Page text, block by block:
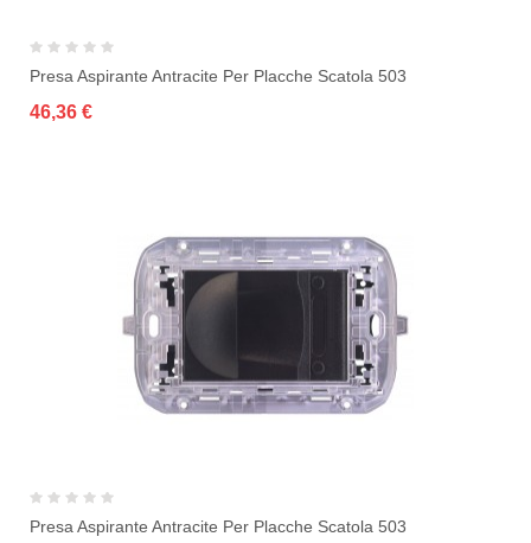
Presa Aspirante Antracite Per Placche Scatola 503
46,36 €
Presa Aspirante Antracite Per Placche Scatola 503